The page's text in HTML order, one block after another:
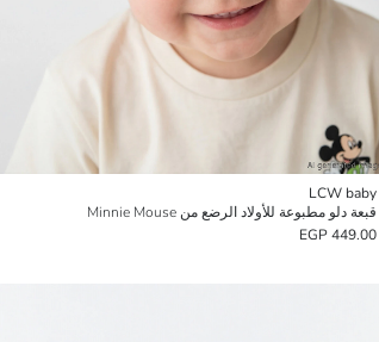
LCW baby
قبعة دلو مطبوعة للأولاد الرضع من Minnie Mouse
449.00 EGP